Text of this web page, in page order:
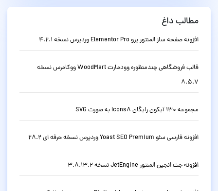
مطالب داغ
افزونه صفحه ساز المنتور پرو Elementor Pro وردپرس نسخه 4.2.1
قالب فروشگاهی چندمنظوره وودمارت WoodMart ووکامرس نسخه
8.5.7
مجموعه 130 آیکون رایگان Icons8 به صورت SVG
افزونه فارسی سئو Yoast SEO Premium وردپرس نسخه حرفه ای 28.2
افزونه جت انجین المنتور JetEngine نسخه 3.8.13.2